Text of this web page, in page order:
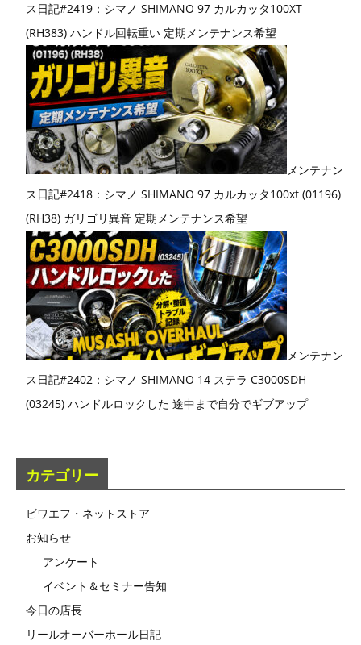
ス日記#2419：シマノ SHIMANO 97 カルカッタ100XT
(RH383) ハンドル回転重い 定期メンテナンス希望
メンテナン
ス日記#2418：シマノ SHIMANO 97 カルカッタ100xt (01196)
(RH38) ガリゴリ異音 定期メンテナンス希望
メンテナン
ス日記#2402：シマノ SHIMANO 14 ステラ C3000SDH
(03245) ハンドルロックした 途中まで自分でギブアップ
カテゴリー
ビワエフ・ネットストア
お知らせ
アンケート
イベント＆セミナー告知
今日の店長
リールオーバーホール日記